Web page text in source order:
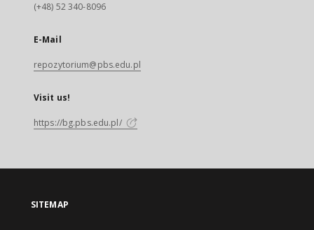
(+48) 52 340-8096
E-Mail
repozytorium@pbs.edu.pl
Visit us!
https://bg.pbs.edu.pl/
SITEMAP